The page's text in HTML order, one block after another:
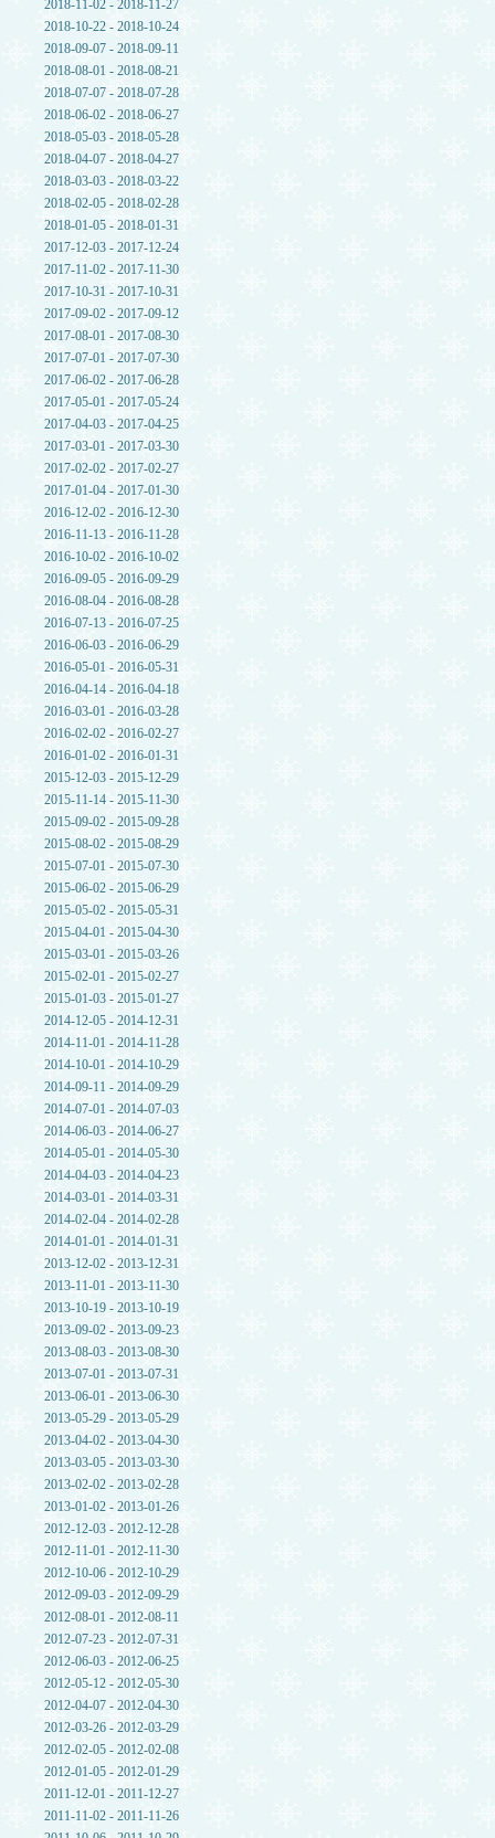
2018-11-02 - 2018-11-27
2018-10-22 - 2018-10-24
2018-09-07 - 2018-09-11
2018-08-01 - 2018-08-21
2018-07-07 - 2018-07-28
2018-06-02 - 2018-06-27
2018-05-03 - 2018-05-28
2018-04-07 - 2018-04-27
2018-03-03 - 2018-03-22
2018-02-05 - 2018-02-28
2018-01-05 - 2018-01-31
2017-12-03 - 2017-12-24
2017-11-02 - 2017-11-30
2017-10-31 - 2017-10-31
2017-09-02 - 2017-09-12
2017-08-01 - 2017-08-30
2017-07-01 - 2017-07-30
2017-06-02 - 2017-06-28
2017-05-01 - 2017-05-24
2017-04-03 - 2017-04-25
2017-03-01 - 2017-03-30
2017-02-02 - 2017-02-27
2017-01-04 - 2017-01-30
2016-12-02 - 2016-12-30
2016-11-13 - 2016-11-28
2016-10-02 - 2016-10-02
2016-09-05 - 2016-09-29
2016-08-04 - 2016-08-28
2016-07-13 - 2016-07-25
2016-06-03 - 2016-06-29
2016-05-01 - 2016-05-31
2016-04-14 - 2016-04-18
2016-03-01 - 2016-03-28
2016-02-02 - 2016-02-27
2016-01-02 - 2016-01-31
2015-12-03 - 2015-12-29
2015-11-14 - 2015-11-30
2015-09-02 - 2015-09-28
2015-08-02 - 2015-08-29
2015-07-01 - 2015-07-30
2015-06-02 - 2015-06-29
2015-05-02 - 2015-05-31
2015-04-01 - 2015-04-30
2015-03-01 - 2015-03-26
2015-02-01 - 2015-02-27
2015-01-03 - 2015-01-27
2014-12-05 - 2014-12-31
2014-11-01 - 2014-11-28
2014-10-01 - 2014-10-29
2014-09-11 - 2014-09-29
2014-07-01 - 2014-07-03
2014-06-03 - 2014-06-27
2014-05-01 - 2014-05-30
2014-04-03 - 2014-04-23
2014-03-01 - 2014-03-31
2014-02-04 - 2014-02-28
2014-01-01 - 2014-01-31
2013-12-02 - 2013-12-31
2013-11-01 - 2013-11-30
2013-10-19 - 2013-10-19
2013-09-02 - 2013-09-23
2013-08-03 - 2013-08-30
2013-07-01 - 2013-07-31
2013-06-01 - 2013-06-30
2013-05-29 - 2013-05-29
2013-04-02 - 2013-04-30
2013-03-05 - 2013-03-30
2013-02-02 - 2013-02-28
2013-01-02 - 2013-01-26
2012-12-03 - 2012-12-28
2012-11-01 - 2012-11-30
2012-10-06 - 2012-10-29
2012-09-03 - 2012-09-29
2012-08-01 - 2012-08-11
2012-07-23 - 2012-07-31
2012-06-03 - 2012-06-25
2012-05-12 - 2012-05-30
2012-04-07 - 2012-04-30
2012-03-26 - 2012-03-29
2012-02-05 - 2012-02-08
2012-01-05 - 2012-01-29
2011-12-01 - 2011-12-27
2011-11-02 - 2011-11-26